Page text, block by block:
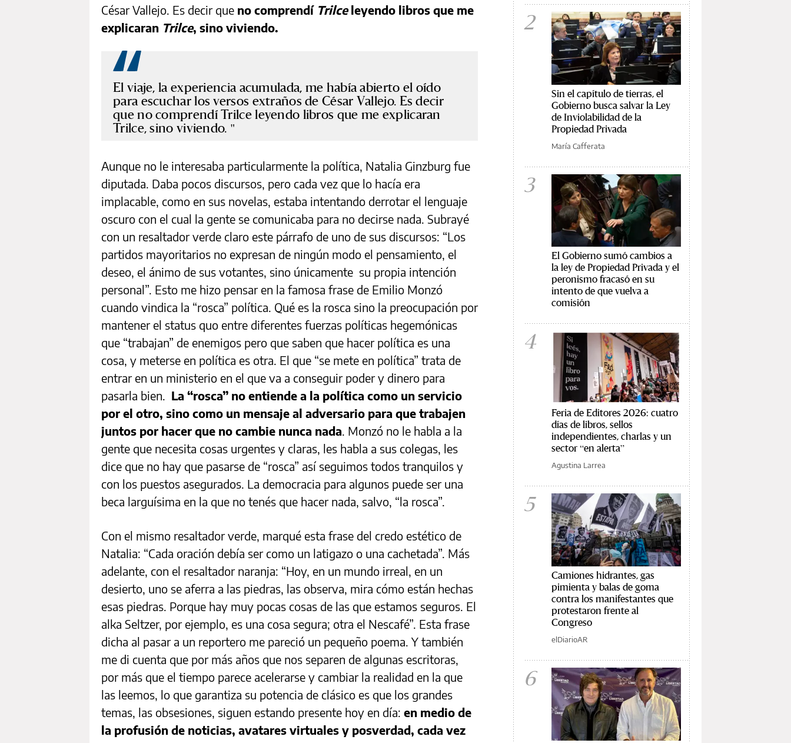
César Vallejo. Es decir que no comprendí Trilceleyendo libros que me
explicaran Trilce, sino viviendo.
El viaje, la experiencia acumulada, me había abierto el oído
para escuchar los versos extraños de César Vallejo. Es decir
que no comprendí Trilce leyendo libros que me explicaran
Trilce, sino viviendo.
Aunque no le interesaba particularmente la política, Natalia Ginzburg fue
diputada. Daba pocos discursos, pero cada vez que lo hacía era
implacable, como en sus novelas, estaba intentando derrotar el lenguaje
oscuro con el cual la gente se comunicaba para no decirse nada. Subrayé
con un resaltador verde claro este párrafo de uno de sus discursos: “Los
partidos mayoritarios no expresan de ningún modo el pensamiento, el
deseo, el ánimo de sus votantes, sino únicamente su propia intención
personal”. Esto me hizo pensar en la famosa frase de Emilio Monzó
cuando vindica la “rosca” política. Qué es la rosca sino la preocupación por
mantener el status quo entre diferentes fuerzas políticas hegemónicas
que “trabajan” de enemigos pero que saben que hacer política es una
cosa, y meterse en política es otra. El que “se mete en política” trata de
entrar en un ministerio en el que va a conseguir poder y dinero para
pasarla bien. La “rosca” no entiende a la política como un servicio
por el otro, sino como un mensaje al adversario para que trabajen
juntos por hacer que no cambie nunca nada. Monzó no le habla a la
gente que necesita cosas urgentes y claras, les habla a sus colegas, les
dice que no hay que pasarse de “rosca” así seguimos todos tranquilos y
con los puestos asegurados. La democracia para algunos puede ser una
beca larguísima en la que no tenés que hacer nada, salvo, “la rosca”.
Con el mismo resaltador verde, marqué esta frase del credo estético de
Natalia: “Cada oración debía ser como un latigazo o una cachetada”. Más
adelante, con el resaltador naranja: “Hoy, en un mundo irreal, en un
desierto, uno se aferra a las piedras, las observa, mira cómo están hechas
esas piedras. Porque hay muy pocas cosas de las que estamos seguros. El
alka Seltzer, por ejemplo, es una cosa segura; otra el Nescafé”. Esta frase
dicha al pasar a un reportero me pareció un pequeño poema. Y también
me di cuenta que por más años que nos separen de algunas escritoras,
por más que el tiempo parece acelerarse y cambiar la realidad en la que
las leemos, lo que garantiza su potencia de clásico es que los grandes
temas, las obsesiones, siguen estando presente hoy en día: en medio de
la profusión de noticias, avatares virtuales y posverdad, cada vez
2
Sin el capítulo de tierras, el
Gobierno busca salvar la Ley
de Inviolabilidad de la
Propiedad Privada
María Cafferata
3
El Gobierno sumó cambios a
la ley de Propiedad Privada y el
peronismo fracasó en su
intento de que vuelva a
comisión
4
Feria de Editores 2026: cuatro
días de libros, sellos
independientes, charlas y un
sector “en alerta”
Agustina Larrea
5
Camiones hidrantes, gas
pimienta y balas de goma
contra los manifestantes que
protestaron frente al
Congreso
elDiarioAR
6